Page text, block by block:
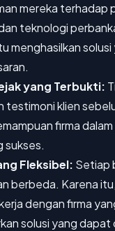
mereka terhadap
teknologi
menghasilkan solusi
yang Terbukti:
testimoni klien
firma
sukses.
Fleksibel: Setiap
berbeda. Karena
dengan firma
solusi yang dapat